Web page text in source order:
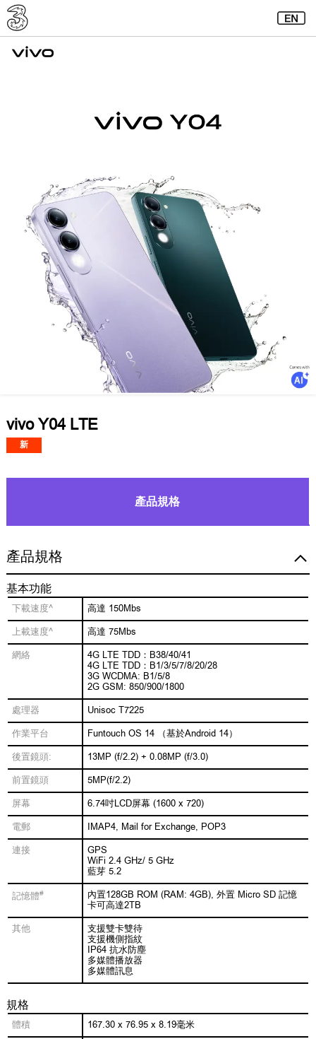
vivo Y04 LTE
新
產品規格
產品規格
基本功能
下載速度^ 高達 150Mbs
上載速度^ 高達 75Mbs
網絡
4G LTE TDD：B38/40/41
4G LTE TDD：B1/3/5/7/8/20/28
3G WCDMA: B1/5/8
2G GSM: 850/900/1800
處理器 Unisoc T7225
作業平台 Funtouch OS 14 （基於Android 14）
後置鏡頭: 13MP (f/2.2) + 0.08MP (f/3.0)
前置鏡頭 5MP(f/2.2)
屏幕 6.74吋LCD屏幕 (1600 x 720)
電郵 IMAP4, Mail for Exchange, POP3
連接
GPS
WiFi 2.4 GHz/ 5 GHz
藍芽 5.2
記憶體#
內置128GB ROM (RAM: 4GB), 外置 Micro SD 記憶
卡可高達2TB
其他
支援雙卡雙待
支援機側指紋
IP64 抗水防塵
多媒體播放器
多媒體訊息
規格
體積 167.30 x 76.95 x 8.19毫米